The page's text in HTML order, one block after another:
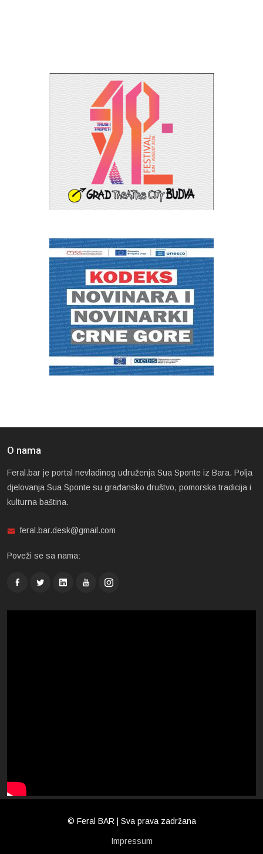
O nama
Feral.bar je portal nevladinog udruženja Sua Sponte iz Bara. Polja
djelovanja Sua Sponte su građansko društvo, pomorska tradicija i
kulturna baština.
feral.bar.desk@gmail.com
Poveži se sa nama:
© Feral BAR | Sva prava zadržana
Impressum